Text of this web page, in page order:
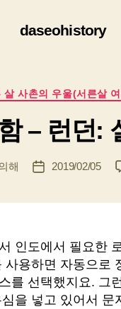
daseohistory
카
고
리
살 사촌의 우울(서른살
– 런던:
해
게
2019/02/05
인도에서 필요한
사용하면 자동으로
를 선택했지요. 그
을 넣고 있어서 문